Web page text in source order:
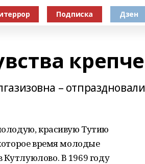
Подписка Дзен
крепче
– отпраздновали
красивую Тутию
время молодые
В 1969 году